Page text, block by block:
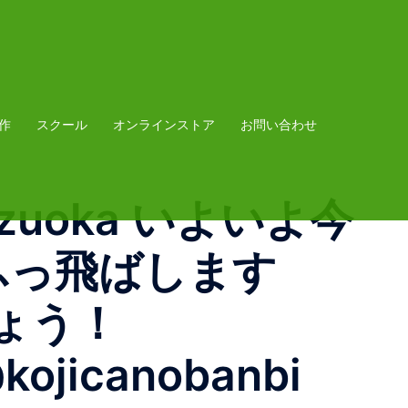
スクール オンラインストア お問い合わせ
いよいよ今
っ飛ばします
う！